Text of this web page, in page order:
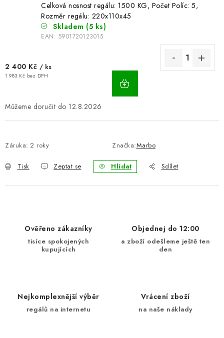
Celková nosnost regálu: 1500 KG, Počet Políc: 5,
Rozměr regálu: 220x110x45
Skladem (5 ks)
EAN: 5901720123015
2 400 Kč / ks
1 983 Kč bez DPH
12.8.2026
Záruka: 2 roky Značka:Marbo
Tisk Zeptat se Hlídat Sdílet
Ověřeno zákazníky
tisíce spokojených
kupujících
Objednej do 12:00
a zboží odešleme ještě ten
den
Nejkomplexnější výběr
regálů na internetu
Vrácení zboží
na naše náklady